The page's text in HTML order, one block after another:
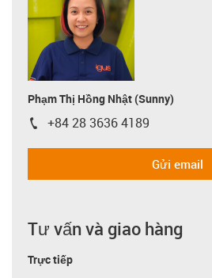
Phạm Thị Hồng Nhật (Sunny)
igus-icon-phone
+84 28 3636 4189
Gửi email
Tư vấn và giao hàng
Trực tiếp